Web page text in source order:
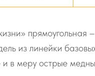
из линейки
в меру острые